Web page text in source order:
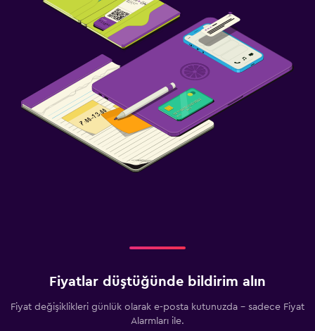
Fiyatlar düştüğünde bildirim alın
Fiyat değişiklikleri günlük olarak e-posta kutunuzda - sadece Fiyat
Alarmları ile.